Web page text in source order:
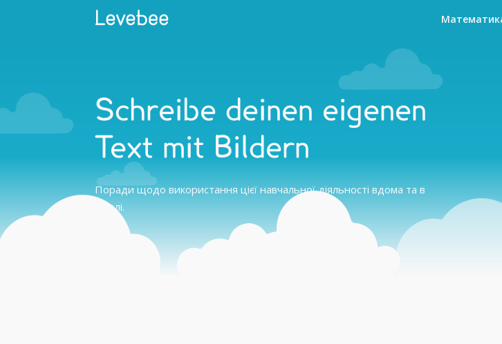
Schreibe deinen eigenen
Text mit Bildern
Поради щодо використання цієї навчальної діяльності вдома та в
школі.